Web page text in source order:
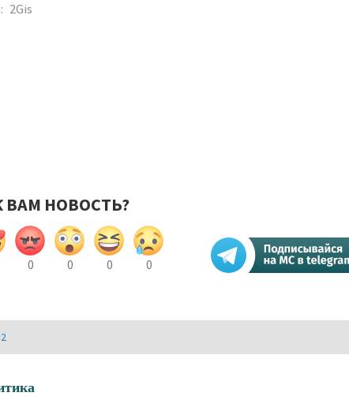
2Gis
ВАМ НОВОСТЬ?
0 0 0 0